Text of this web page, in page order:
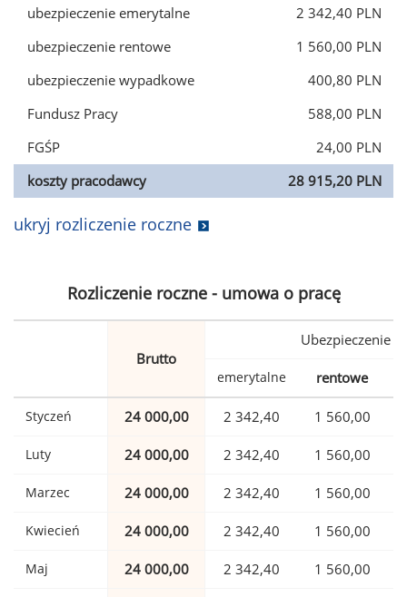
ubezpieczenie emerytalne
2 342,40 PLN
ubezpieczenie rentowe
1 560,00 PLN
ubezpieczenie wypadkowe
400,80 PLN
Fundusz Pracy
588,00 PLN
FGŚP
24,00 PLN
koszty pracodawcy
28 915,20 PLN
ukryj rozliczenie roczne
Rozliczenie roczne - umowa o pracę
Brutto
Ubezpieczenie
emerytalne rentowe
Styczeń 24 000,00 2 342,40 1 560,00
Luty 24 000,00 2 342,40 1 560,00
Marzec 24 000,00 2 342,40 1 560,00
Kwiecień 24 000,00 2 342,40 1 560,00
Maj 24 000,00 2 342,40 1 560,00